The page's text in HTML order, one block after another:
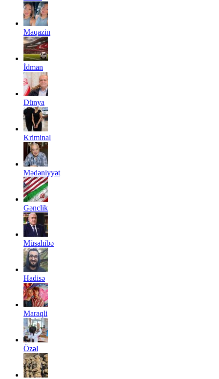
Maqazin
İdman
Dünya
Kriminal
Mədəniyyət
Gənclik
Müsahibə
Hadisə
Maraqli
Özəl